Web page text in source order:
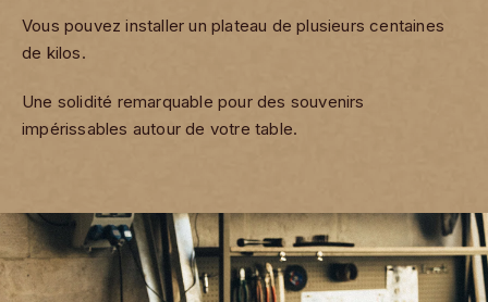
Vous pouvez installer un plateau de plusieurs centaines
de kilos.
Une solidité remarquable pour des souvenirs
impérissables autour de votre table.